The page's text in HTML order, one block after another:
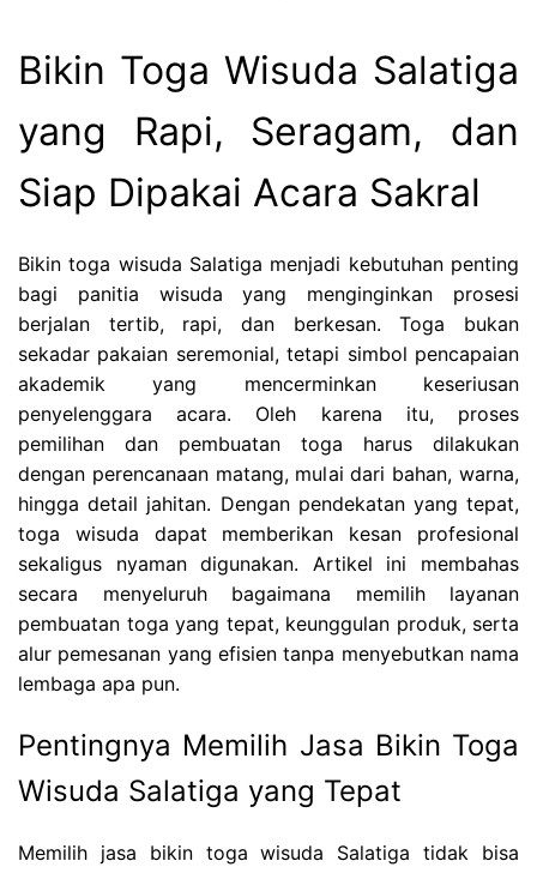
Bikin Toga Wisuda Salatiga
yang Rapi, Seragam, dan
Siap Dipakai Acara Sakral
Bikin toga wisuda Salatiga menjadi kebutuhan penting
bagi panitia wisuda yang menginginkan prosesi
berjalan tertib, rapi, dan berkesan. Toga bukan
sekadar pakaian seremonial, tetapi simbol pencapaian
akademik yang mencerminkan keseriusan
penyelenggara acara. Oleh karena itu, proses
pemilihan dan pembuatan toga harus dilakukan
dengan perencanaan matang, mulai dari bahan, warna,
hingga detail jahitan. Dengan pendekatan yang tepat,
toga wisuda dapat memberikan kesan profesional
sekaligus nyaman digunakan. Artikel ini membahas
secara menyeluruh bagaimana memilih layanan
pembuatan toga yang tepat, keunggulan produk, serta
alur pemesanan yang efisien tanpa menyebutkan nama
lembaga apa pun.
Pentingnya Memilih Jasa Bikin Toga
Wisuda Salatiga yang Tepat
Memilih jasa bikin toga wisuda Salatiga tidak bisa